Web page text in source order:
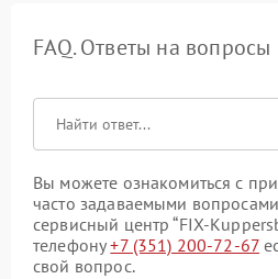
FAQ. Ответы на вопросы
Вы можете ознакомиться с
часто задаваемыми
сервисный центр “FIX-
телефону+7 (351) 200-72-67
свой вопрос.